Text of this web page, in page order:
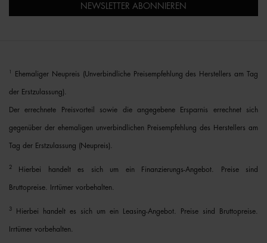
NEWSLETTER ABONNIEREN
Ehemaliger Neupreis (Unverbindliche Preisempfehlung des Herstellers am Tag
der Erstzulassung).
Der errechnete Preisvorteil sowie die angegebene Ersparnis errechnet sich
gegenüber der ehemaligen unverbindlichen Preisempfehlung des Herstellers am
Tag der Erstzulassung (Neupreis).
2 Hierbei handelt es sich um ein Finanzierungs-Angebot. Preise sind
Bruttopreise. Irrtümer vorbehalten.
3 Hierbei handelt es sich um ein Leasing-Angebot. Preise sind Bruttopreise.
Irrtümer vorbehalten.